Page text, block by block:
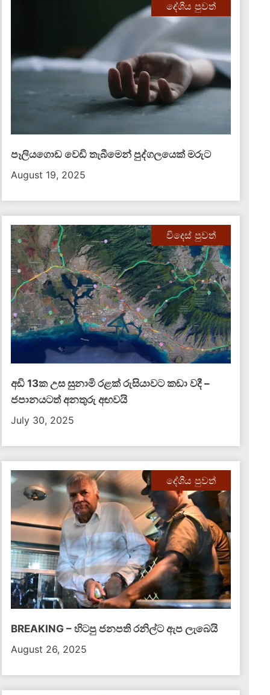
දේශීය පුවත්
පෑලියගොඩ වෙඩි තැබීමෙන් පුද්ගලයෙක් මරුට
August 19, 2025
විදෙස් පුවත්
අඩි 13ක උස සුනාමි රළක් රුසියාවට කඩා වදී –
ජපානයටත් අනතුරු අඟවයි
July 30, 2025
දේශීය පුවත්
BREAKING – හිටපු ජනපති රනිල්ට ඇප ලැබෙයි
August 26, 2025